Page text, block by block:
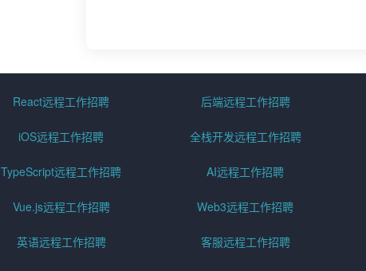
React远程工作招聘 后端远程工作招聘
iOS远程工作招聘 全栈开发远程工作招聘
TypeScript远程工作招聘 AI远程工作招聘
Vue.js远程工作招聘 Web3远程工作招聘
英语远程工作招聘 客服远程工作招聘